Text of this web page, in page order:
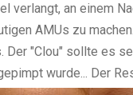
verlangt, an einem
AMUs zu
Der "Clou" sollte es
wurde... Der